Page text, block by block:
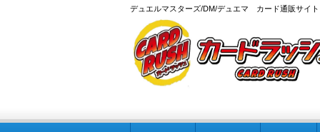
デュエルマスターズ/DM/デュエマ カード通販サイト